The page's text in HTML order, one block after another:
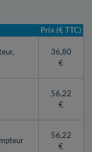
Prix (€ TTC)
36,80
€
56,22
€
56,22
€